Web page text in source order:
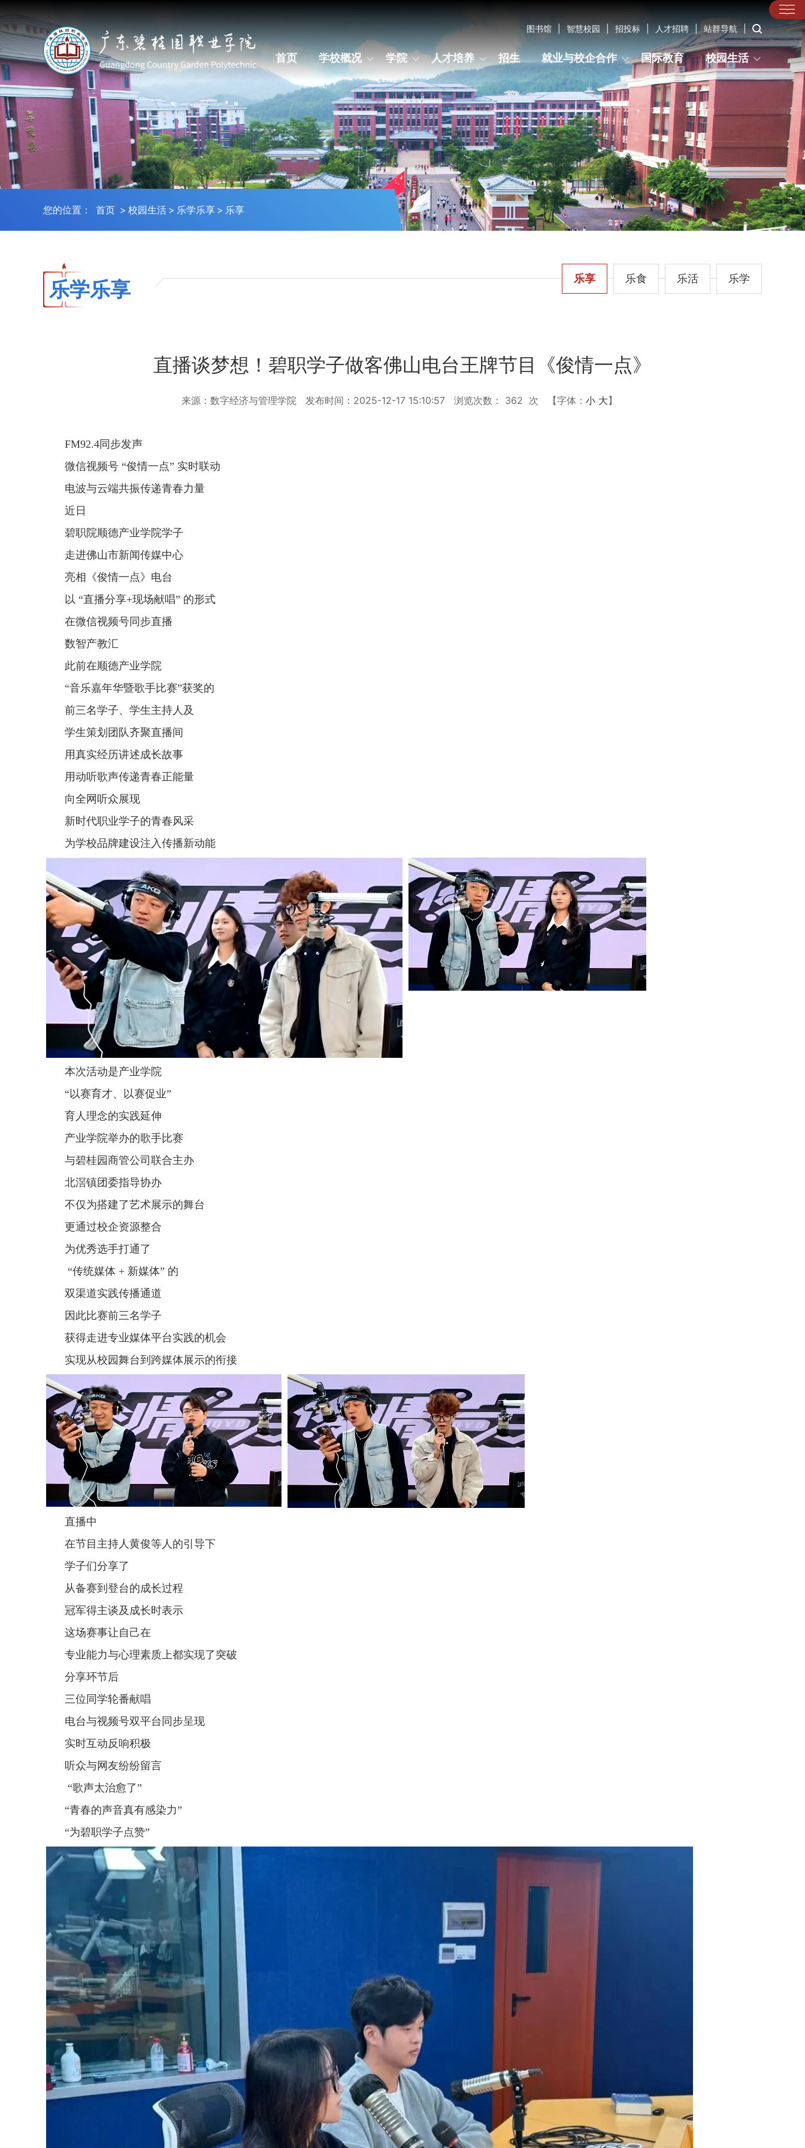
图书馆 智慧校园 招投标 人才招聘 站群导航 |
首页 学校概况 学院 人才培养 招生 就业与校企合作 国际教育 校园生活
您的位置： 首页 > 校园生活 > 乐学乐享 > 乐享
乐学乐享 乐享 乐食 乐活 乐学
直播谈梦想！碧职学子做客佛山电台王牌节目《俊情一点》
来源：数字经济与管理学院 发布时间：2025-12-17 15:10:57 浏览次数： 362 次 【字体： 小 大】
FM92.4同步发声
微信视频号 “俊情一点” 实时联动
电波与云端共振传递青春力量
近日
碧职院顺德产业学院学子
走进佛山市新闻传媒中心
亮相《俊情一点》电台
以 “直播分享+现场献唱” 的形式
在微信视频号同步直播
数智产教汇
此前在顺德产业学院
“音乐嘉年华暨歌手比赛”获奖的
前三名学子、学生主持人及
学生策划团队齐聚直播间
用真实经历讲述成长故事
用动听歌声传递青春正能量
向全网听众展现
新时代职业学子的青春风采
为学校品牌建设注入传播新动能
本次活动是产业学院
“以赛育才、以赛促业”
育人理念的实践延伸
产业学院举办的歌手比赛
与碧桂园商管公司联合主办
北滘镇团委指导协办
不仅为搭建了艺术展示的舞台
更通过校企资源整合
为优秀选手打通了
“传统媒体 + 新媒体” 的
双渠道实践传播通道
因此比赛前三名学子
获得走进专业媒体平台实践的机会
实现从校园舞台到跨媒体展示的衔接
直播中
在节目主持人黄俊等人的引导下
学子们分享了
从备赛到登台的成长过程
冠军得主谈及成长时表示
这场赛事让自己在
专业能力与心理素质上都实现了突破
分享环节后
三位同学轮番献唱
电台与视频号双平台同步呈现
实时互动反响积极
听众与网友纷纷留言
“歌声太治愈了”
“青春的声音真有感染力”
“为碧职学子点赞”